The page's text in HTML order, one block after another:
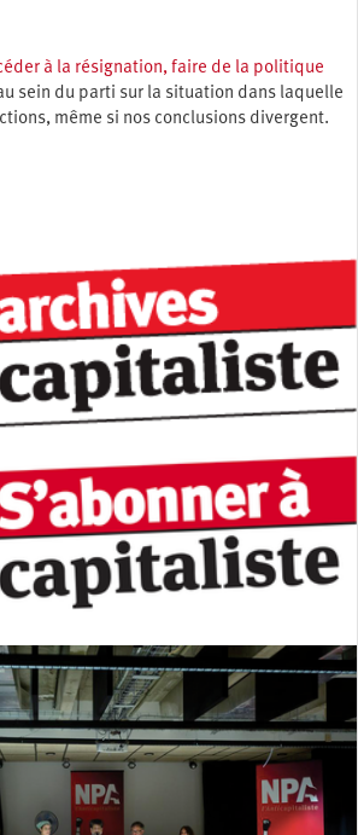
à la résignation, faire de la politique
sein du parti sur la situation dans laquelle
même si nos conclusions divergent.